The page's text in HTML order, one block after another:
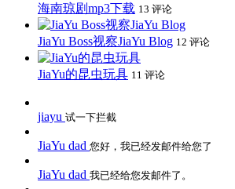
海南琼剧mp3下载 13 评论
JiaYu Boss视察JiaYu Blog 12 评论
JiaYu的昆虫玩具 11 评论
jiayu 试一下拦截
JiaYu dad 您好，我已经发邮件给您了
JiaYu dad 我已经给您发邮件了。